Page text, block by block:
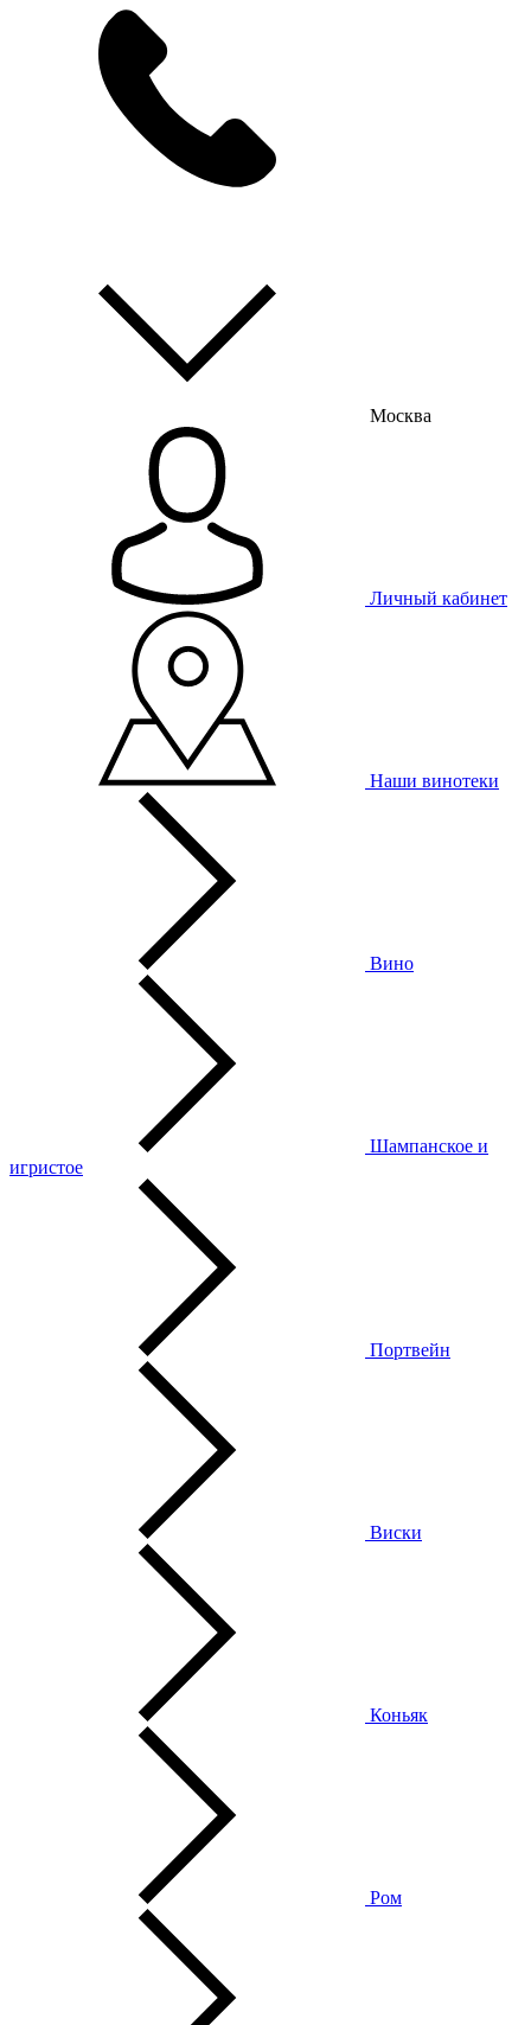
Москва
Личный кабинет
Наши винотеки
Вино
Шампанское и
игристое
Портвейн
Виски
Коньяк
Ром